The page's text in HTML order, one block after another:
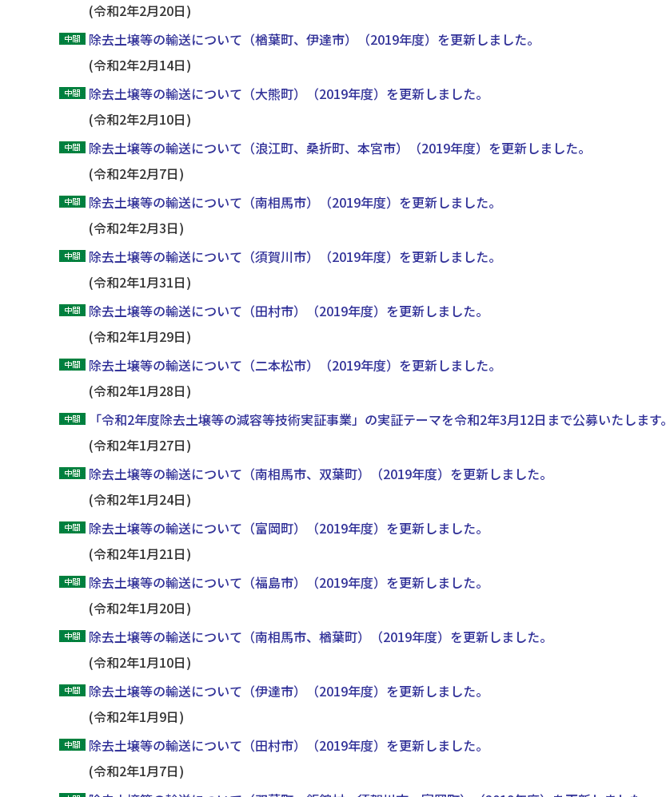
(令和2年2月20日)
除去土壌等の輸送について（楢葉町、伊達市）（2019年度）を更新しました。
(令和2年2月14日)
除去土壌等の輸送について（大熊町）（2019年度）を更新しました。
(令和2年2月10日)
除去土壌等の輸送について（浪江町、桑折町、本宮市）（2019年度）を更新しました。
(令和2年2月7日)
除去土壌等の輸送について（南相馬市）（2019年度）を更新しました。
(令和2年2月3日)
除去土壌等の輸送について（須賀川市）（2019年度）を更新しました。
(令和2年1月31日)
除去土壌等の輸送について（田村市）（2019年度）を更新しました。
(令和2年1月29日)
除去土壌等の輸送について（二本松市）（2019年度）を更新しました。
(令和2年1月28日)
「令和2年度除去土壌等の減容等技術実証事業」の実証テーマを令和2年3月12日まで公募いたします。
(令和2年1月27日)
除去土壌等の輸送について（南相馬市、双葉町）（2019年度）を更新しました。
(令和2年1月24日)
除去土壌等の輸送について（富岡町）（2019年度）を更新しました。
(令和2年1月21日)
除去土壌等の輸送について（福島市）（2019年度）を更新しました。
(令和2年1月20日)
除去土壌等の輸送について（南相馬市、楢葉町）（2019年度）を更新しました。
(令和2年1月10日)
除去土壌等の輸送について（伊達市）（2019年度）を更新しました。
(令和2年1月9日)
除去土壌等の輸送について（田村市）（2019年度）を更新しました。
(令和2年1月7日)